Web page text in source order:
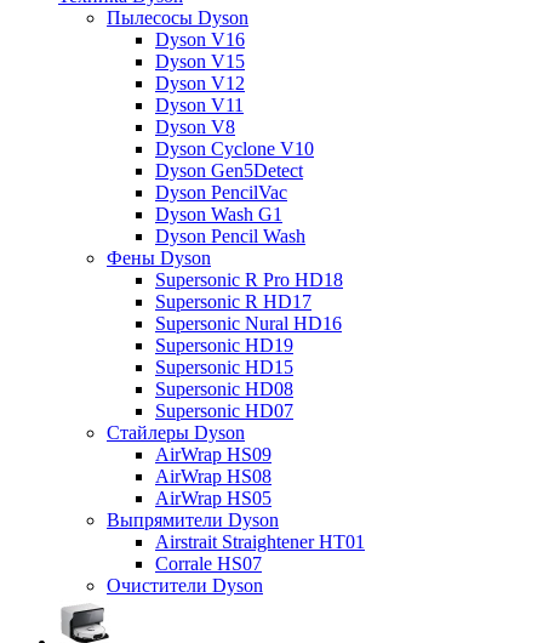
Пылесосы Dyson
Dyson V16
Dyson V15
Dyson V12
Dyson V11
Dyson V8
Dyson Cyclone V10
Dyson Gen5Detect
Dyson PencilVac
Dyson Wash G1
Dyson Pencil Wash
Фены Dyson
Supersonic R Pro HD18
Supersonic R HD17
Supersonic Nural HD16
Supersonic HD19
Supersonic HD15
Supersonic HD08
Supersonic HD07
Стайлеры Dyson
AirWrap HS09
AirWrap HS08
AirWrap HS05
Выпрямители Dyson
Airstrait Straightener HT01
Corrale HS07
Очистители Dyson